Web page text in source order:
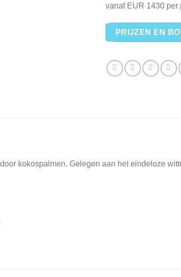
vanaf EUR 1430 per
PRIJZEN EN
kokospalmen. Gelegen aan het eindeloze